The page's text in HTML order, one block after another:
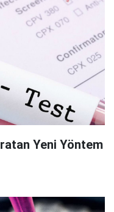
Yeni Yöntem